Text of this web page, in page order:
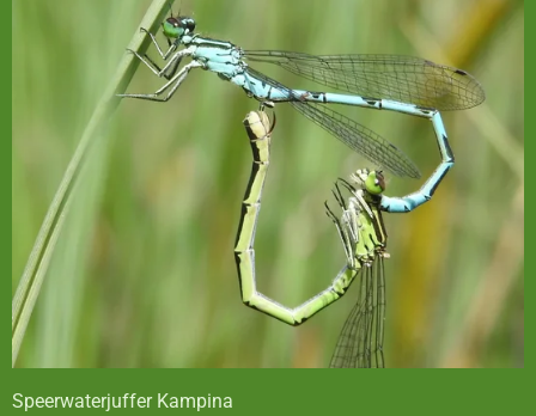
Speerwaterjuffer Kampina